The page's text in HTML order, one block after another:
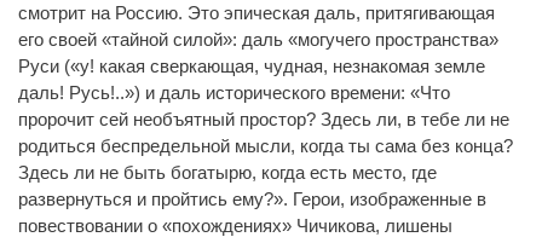
смотрит на Россию. Это эпическая даль, притягивающая
его своей «тайной силой»: даль «могучего пространства»
Руси («у! какая сверкающая, чудная, незнакомая земле
даль! Русь!..») и даль исторического времени: «Что
пророчит сей необъятный простор? Здесь ли, в тебе ли не
родиться беспредельной мысли, когда ты сама без конца?
Здесь ли не быть богатырю, когда есть место, где
развернуться и пройтись ему?». Герои, изображенные в
повествовании о «похождениях» Чичикова, лишены